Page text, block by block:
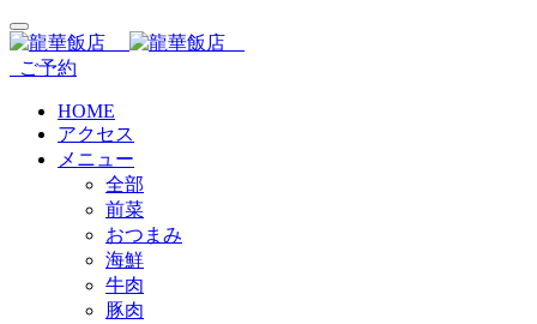
ご予約
HOME
アクセス
メニュー
全部
前菜
おつまみ
海鮮
牛肉
豚肉